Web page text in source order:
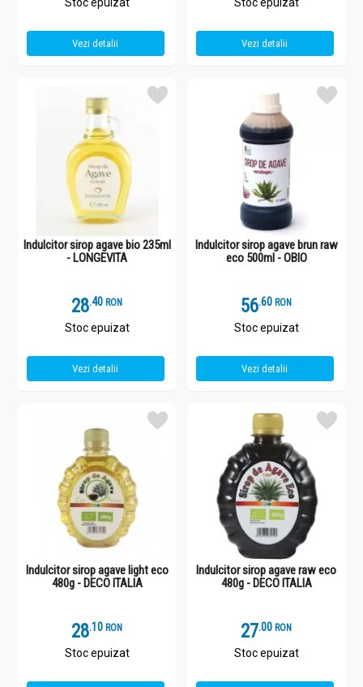
Vezi detalii Vezi detalii
Indulcitor sirop agave bio 235ml
- LONGEVITA
28.4 RON
Stoc epuizat
Vezi detalii
Indulcitor sirop agave brun raw
eco 500ml - OBIO
56.6 RON
Stoc epuizat
Vezi detalii
Indulcitor sirop agave light eco
480g - DECO ITALIA
28.1 RON
Stoc epuizat
Indulcitor sirop agave raw eco
480g - DECO ITALIA
27.0 RON
Stoc epuizat